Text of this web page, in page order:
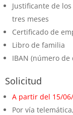
Justificante de
tres meses
Certificado de
Libro de familia
IBAN (número
Solicitud
A partir del 15/
Por vía